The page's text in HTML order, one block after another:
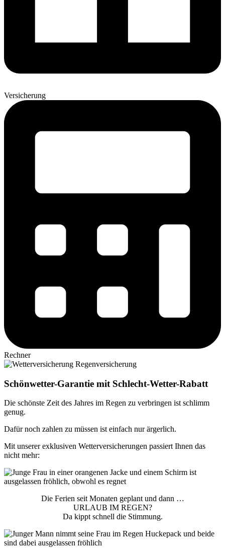
Versicherung
Rechner
Schönwetter-Garantie mit Schlecht-Wetter-Rabatt
Die schönste Zeit des Jahres im Regen zu verbringen ist schlimm
genug.
Dafür noch zahlen zu müssen ist einfach nur ärgerlich.
Mit unserer exklusiven Wetterversicherungen passiert Ihnen das
nicht mehr:
Die Ferien seit Monaten geplant und dann …
URLAUB IM REGEN?
Da kippt schnell die Stimmung.